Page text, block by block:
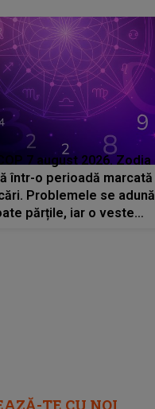
7 august 2026. Zodia
într-o perioadă marcată
Problemele se adună
părțile, iar o veste
TE CU NOI